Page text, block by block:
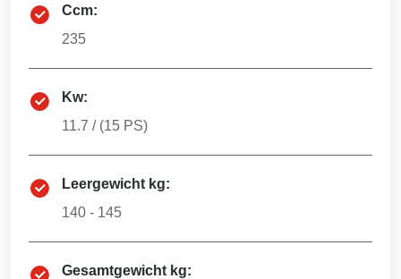
Ccm:
235
Kw:
11.7 / (15 PS)
Leergewicht kg:
140 - 145
Gesamtgewicht kg: